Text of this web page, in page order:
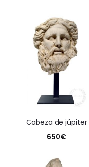
cabeza de júpiter
650€